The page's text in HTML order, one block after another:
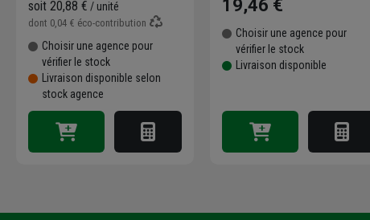
soit 20,88 € / unité
dont 0,04 € éco-contribution
Choisir une agence pour
vérifier le stock
Livraison disponible selon
stock agence
19,46 €
Choisir une agence pour
vérifier le stock
Livraison disponible